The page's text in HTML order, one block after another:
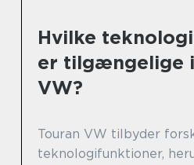
Hvilke
er tilgængelige
VW?
Touran VW tilbyder
teknologifunktioner,